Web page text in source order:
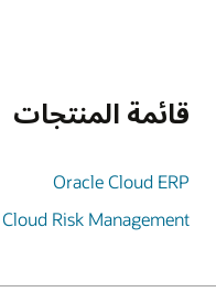
قائمة المنتجات
Oracle Cloud ERP
Risk Management